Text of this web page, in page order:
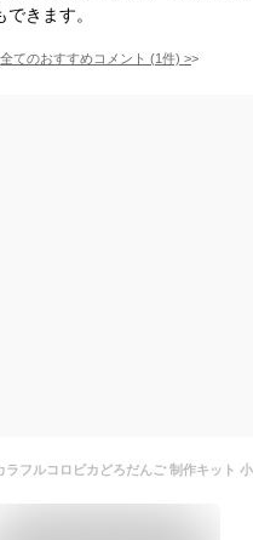
きます。
全てのおすすめコメント (1件) >